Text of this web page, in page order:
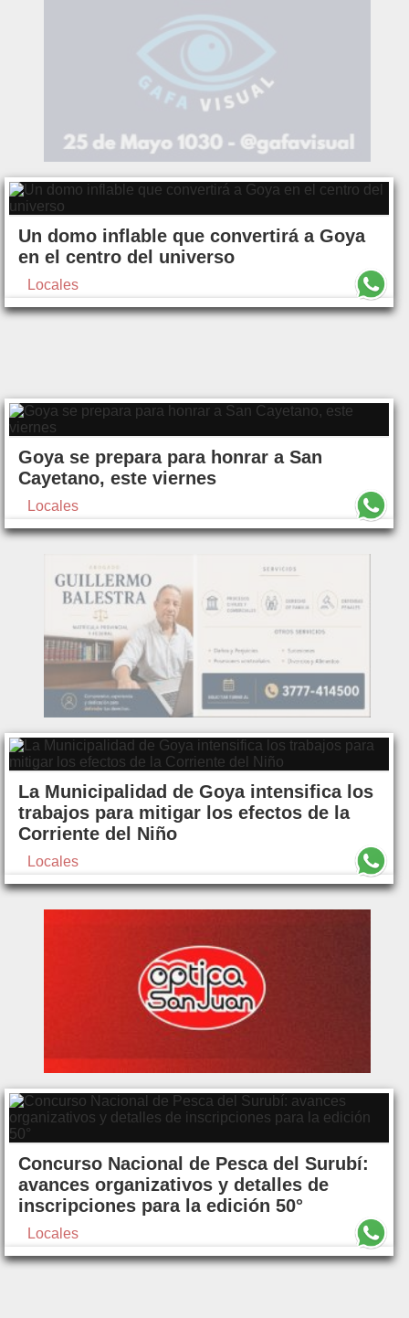
Un domo inflable que convertirá a Goya
en el centro del universo
Locales
Goya se prepara para honrar a San
Cayetano, este viernes
Locales
La Municipalidad de Goya intensifica los
trabajos para mitigar los efectos de la
Corriente del Niño
Locales
Concurso Nacional de Pesca del Surubí:
avances organizativos y detalles de
inscripciones para la edición 50°
Locales